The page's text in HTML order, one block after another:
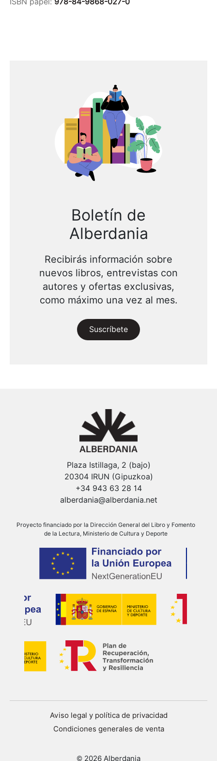
Boletín de
Alberdania
Recibirás información sobre
nuevos libros, entrevistas con
autores y ofertas exclusivas,
como máximo una vez al mes.
Suscríbete
Plaza Istillaga, 2 (bajo)
20304 IRUN (Gipuzkoa)
+34 943 63 28 14
alberdania@alberdania.net
Proyecto financiado por la Dirección General del Libro y Fomento
de la Lectura, Ministerio de Cultura y Deporte
© 2026 Alberdania
Aviso legal y política de privacidad
Condiciones generales de venta